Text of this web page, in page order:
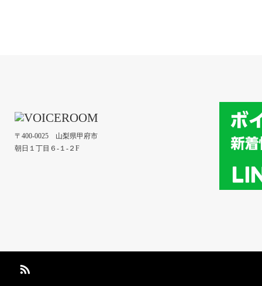
〒400-0025 山梨県甲府市
朝日１丁目６-１-２F